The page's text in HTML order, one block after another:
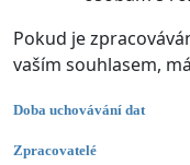
Pokud je
vaším souhlasem,
Doba uchovávání dat
Zpracovatelé